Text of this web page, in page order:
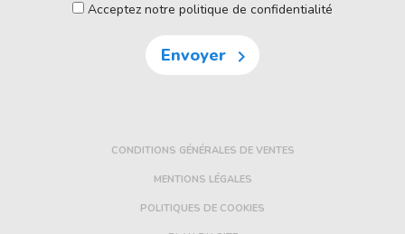
Acceptez notre politique de confidentialité
Envoyer 
CONDITIONS GÉNÉRALES DE VENTES
MENTIONS LÉGALES
POLITIQUES DE COOKIES